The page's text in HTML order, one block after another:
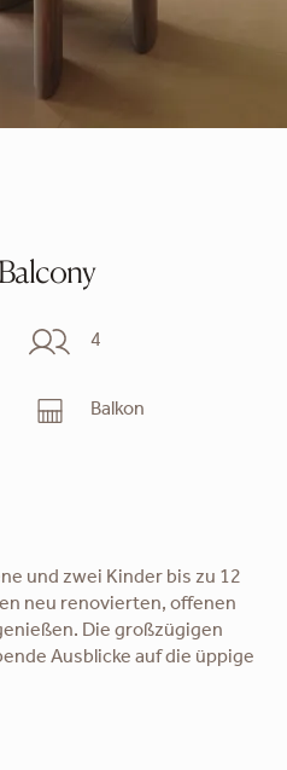
4
Balkon
und zwei Kinder bis zu 12
neu renovierten, offenen
Die großzügigen
Ausblicke auf die üppige